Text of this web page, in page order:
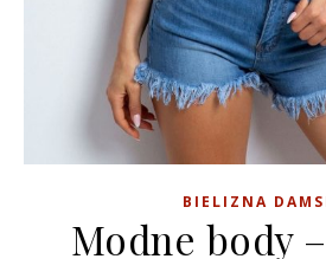
BIELIZNA
Modne body